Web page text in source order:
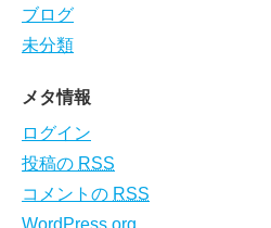
ブログ
未分類
メタ情報
ログイン
投稿の RSS
コメントの RSS
WordPress.org